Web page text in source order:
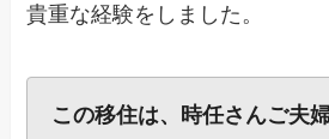
貴重な経験をしました。
この移住は、時任さんご夫